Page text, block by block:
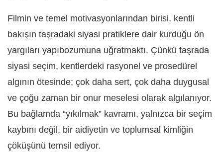
Filmin ve temel motivasyonlarından birisi, kentli
bakışın taşradaki siyasi pratiklere dair kurduğu ön
yargıları yapıbozumuna uğratmaktı. Çünkü taşrada
siyasi seçim, kentlerdeki rasyonel ve prosedürel
algının ötesinde; çok daha sert, çok daha duygusal
ve çoğu zaman bir onur meselesi olarak algılanıyor.
Bu bağlamda “yıkılmak” kavramı, yalnızca bir seçim
kaybını değil, bir aidiyetin ve toplumsal kimliğin
çöküşünü temsil ediyor.